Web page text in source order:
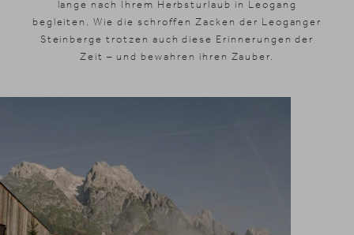
lange nach Ihrem Herbsturlaub in Leogang
begleiten. Wie die schroffen Zacken der Leoganger
Steinberge trotzen auch diese Erinnerungen der
Zeit – und bewahren ihren Zauber.